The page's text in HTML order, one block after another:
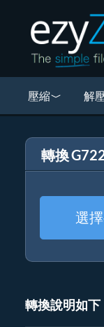
壓縮 解
轉換
選
轉換說明如下